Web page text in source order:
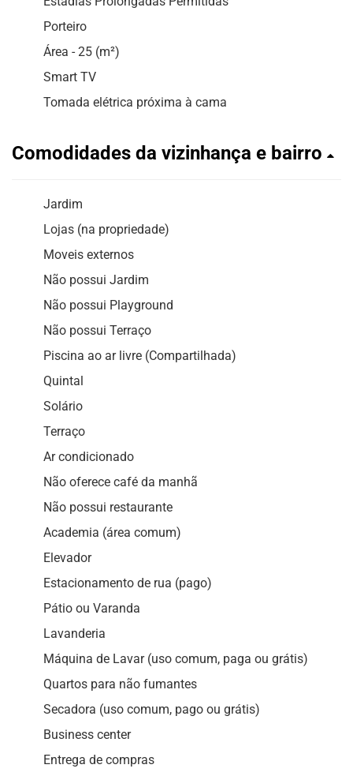
Porteiro
Área - 25 (m²)
Smart TV
Tomada elétrica próxima à cama
Comodidades da vizinhança e bairro
Jardim
Lojas (na propriedade)
Moveis externos
Não possui Jardim
Não possui Playground
Não possui Terraço
Piscina ao ar livre (Compartilhada)
Quintal
Solário
Terraço
Ar condicionado
Não oferece café da manhã
Não possui restaurante
Academia (área comum)
Elevador
Estacionamento de rua (pago)
Pátio ou Varanda
Lavanderia
Máquina de Lavar (uso comum, paga ou grátis)
Quartos para não fumantes
Secadora (uso comum, pago ou grátis)
Business center
Entrega de compras